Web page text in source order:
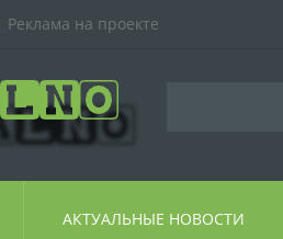
Реклама на проекте
АКТУАЛЬНЫЕ НОВОСТИ